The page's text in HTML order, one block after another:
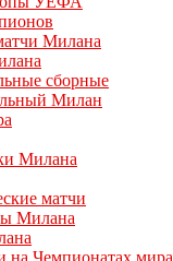
Милана
сборные
Милан
Милана
матчи
Милана
на Чемпионатах мира